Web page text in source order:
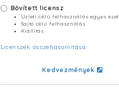
Bővített licensz
Üzleti célú felhasználás egyes
Sajtó célú felhasználás
Kiállítás
Licenszek összehasonlítása
Kedvezmények